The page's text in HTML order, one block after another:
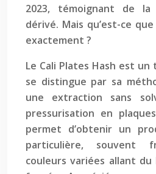
2023, témoignant de
dérivé. Mais qu’est-ce
exactement ?
Le Cali Plates Hash est
se distingue par sa
une extraction sans
pressurisation en
permet d’obtenir un
particulière, souvent
couleurs variées allant